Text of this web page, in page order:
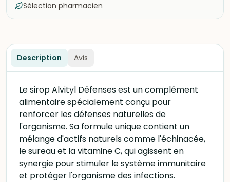
Sélection pharmacien
Description Avis
Le sirop Alvityl Défenses est un complément
alimentaire spécialement conçu pour
renforcer les défenses naturelles de
l'organisme. Sa formule unique contient un
mélange d'actifs naturels comme l'échinacée,
le sureau et la vitamine C, qui agissent en
synergie pour stimuler le système immunitaire
et protéger l'organisme des infections.